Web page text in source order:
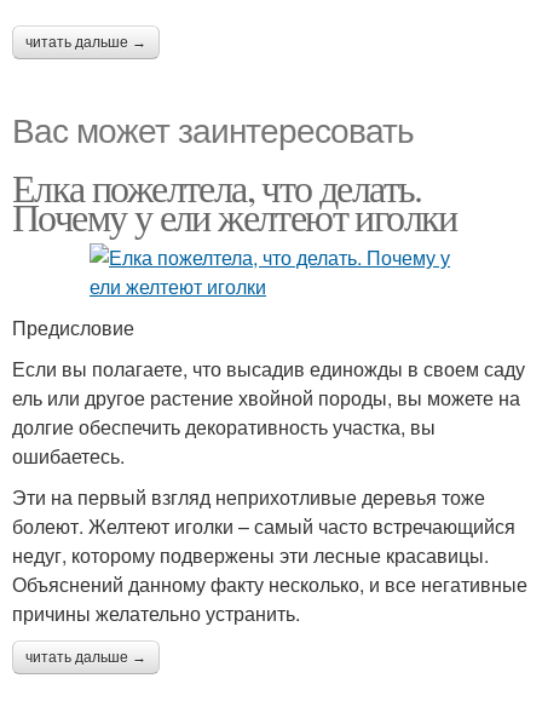
читать дальше →
Вас может заинтересовать
Елка пожелтела, что делать.
Почему у ели желтеют иголки
Предисловие
Если вы полагаете, что высадив единожды в своем саду
ель или другое растение хвойной породы, вы можете на
долгие обеспечить декоративность участка, вы
ошибаетесь.
Эти на первый взгляд неприхотливые деревья тоже
болеют. Желтеют иголки – самый часто встречающийся
недуг, которому подвержены эти лесные красавицы.
Объяснений данному факту несколько, и все негативные
причины желательно устранить.
читать дальше →